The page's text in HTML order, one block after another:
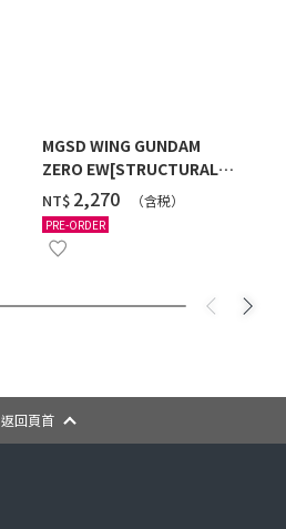
MGSD WING GUNDAM
ZERO EW[STRUCTURAL
COATING/BLACK] [2026年
12月發送]
NT$ ‌2,270 （含税）
PRE-ORDER
返回頁首